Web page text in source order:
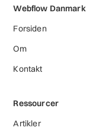
Webflow Danmark
Forsiden
Om
Kontakt
Ressourcer
Artikler